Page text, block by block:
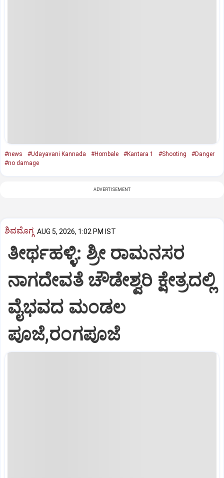
#news #Udayavani Kannada #Hombale #Kantara 1 #Shooting
#Danger
#no damage
ADVERTISEMENT
ಶಿವಮೊಗ್ಗ AUG 5, 2026, 1:02 PM IST
ತೀರ್ಥಹಳ್ಳಿ: ಶ್ರೀ ರಾಮನಸರ
ನಾಗದೇವತೆ ಚೌಡೇಶ್ವರಿ ಕ್ಷೇತ್ರದಲ್ಲಿ
ವೈಭವದ ಮಂಡಲ
ಪೂಜೆ,ರಂಗಪೂಜೆ